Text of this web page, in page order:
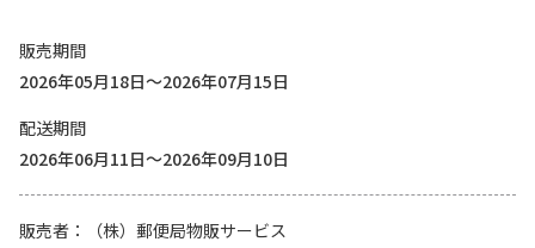
販売期間
2026年05月18日～2026年07月15日
配送期間
2026年06月11日～2026年09月10日
販売者
（株）郵便局物販サービス